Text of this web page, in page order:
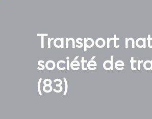
Transport
société de
(83)